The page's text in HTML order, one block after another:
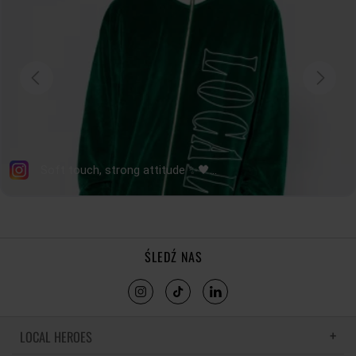
ŚLEDŹ NAS
LOCAL HEROES